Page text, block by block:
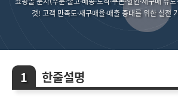
것! 고객 만족도·재구매율·매출 증대를 위한 실전
한줄설명